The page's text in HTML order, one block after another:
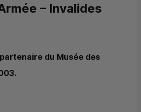
– Invalides
du Musée des